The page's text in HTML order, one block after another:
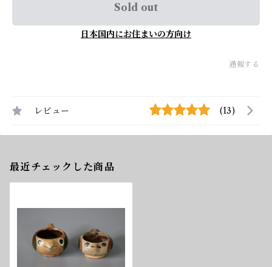
Sold out
日本国内にお住まいの方向け
通報する
レビュー (13)
最近チェックした商品